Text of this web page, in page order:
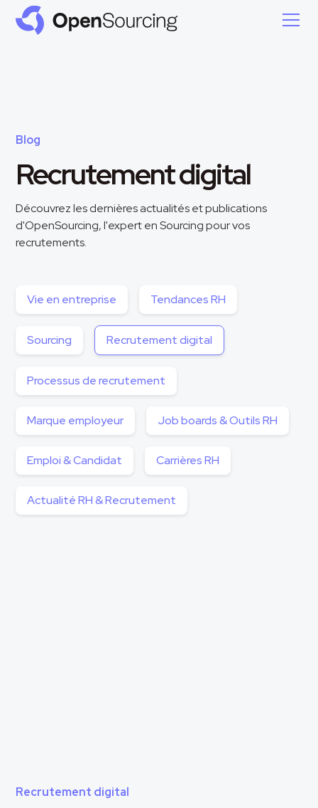
Blog
Recrutement digital
Découvrez les dernières actualités et publications
d'OpenSourcing, l'expert en Sourcing pour vos
recrutements.
Vie en entreprise Tendances RH
Sourcing Recrutement digital
Processus de recrutement
Marque employeur Job boards & Outils RH
Emploi & Candidat Carrières RH
Actualité RH & Recrutement
Recrutement digital